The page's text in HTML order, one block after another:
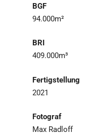
BGF
94.000m²
BRI
409.000m³
Fertigstellung
2021
Fotograf
Max Radloff